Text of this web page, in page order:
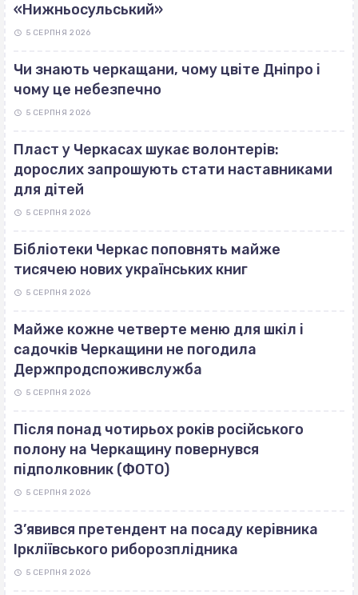
«Нижньосульський»
5 СЕРПНЯ 2026
Чи знають черкащани, чому цвіте Дніпро і
чому це небезпечно
5 СЕРПНЯ 2026
Пласт у Черкасах шукає волонтерів:
дорослих запрошують стати наставниками
для дітей
5 СЕРПНЯ 2026
Бібліотеки Черкас поповнять майже
тисячею нових українських книг
5 СЕРПНЯ 2026
Майже кожне четверте меню для шкіл і
садочків Черкащини не погодила
Держпродспоживслужба
5 СЕРПНЯ 2026
Після понад чотирьох років російського
полону на Черкащину повернувся
підполковник (ФОТО)
5 СЕРПНЯ 2026
З’явився претендент на посаду керівника
Іркліївського риборозплідника
5 СЕРПНЯ 2026